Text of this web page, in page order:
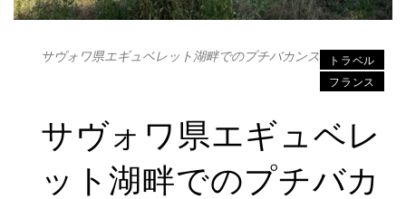
サヴォワ県エギュベレット湖畔でのプチバカンス
トラベル
フランス
サヴォワ県エギュベレ
ット湖畔でのプチバカ